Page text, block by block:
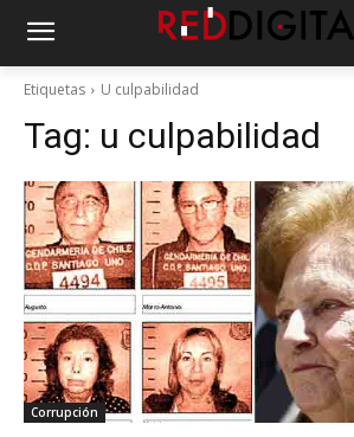
Etiquetas U culpabilidad
Tag: u culpabilidad
Corrupción